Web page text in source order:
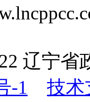
辽宁
-1
技术